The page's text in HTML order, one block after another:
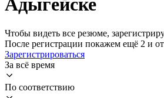
Адыгейске
Чтобы видеть все резюме,
После регистрации покажем ещё 2 и
Зарегистрироваться
За всё время
По соответствию